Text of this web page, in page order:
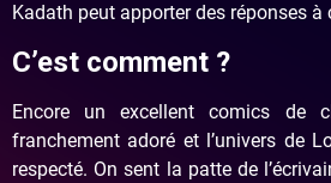
Kadath peut apporter des réponses à
C’est comment ?
Encore un excellent comics de
franchement adoré et l’univers de
respecté. On sent la patte de